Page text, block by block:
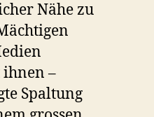
Nähe zu
–
Spaltung